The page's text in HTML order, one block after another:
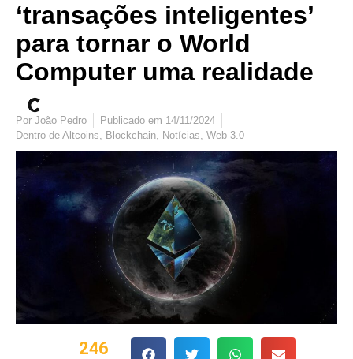
‘transações inteligentes’
para tornar o World
Computer uma realidade
Por João Pedro Publicado em 14/11/2024
Dentro de Altcoins, Blockchain, Notícias, Web 3.0
246